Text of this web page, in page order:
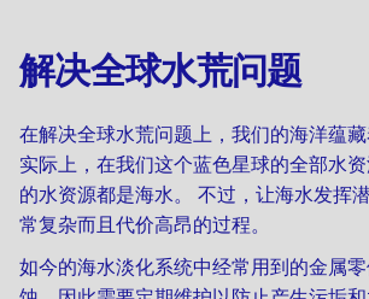
解决全球水荒问题
在解决全球水荒问题上，我们的海洋蕴
实际上，在我们这个蓝色星球的全部水
的水资源都是海水。 不过，让海水发挥
常复杂而且代价高昂的过程。
如今的海水淡化系统中经常用到的金属